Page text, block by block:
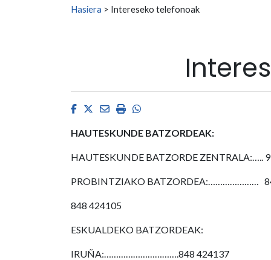
Search for:
Hasiera > Intereseko telefonoak
Facebook
Twitter
EmailImprimirWhatsapp
HAUTESKUNDE BATZORDEAK:
HAUTESKUNDE BATZORDE ZENTRALA:…..
PROBINTZIAKO BATZORDEA:…………………
848 424105
ESKUALDEKO BATZORDEAK:
IRUÑA:………………………….848 424137